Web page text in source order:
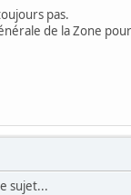
pas.
de la Zone
sujet...